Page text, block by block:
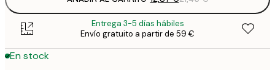
Entrega 3-5 días hábiles
Envío gratuito a partir de 59 €
En stock